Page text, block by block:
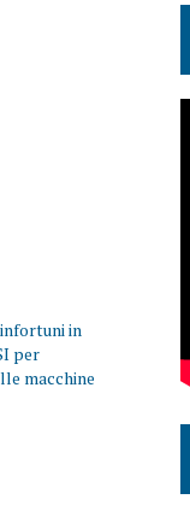
in
per
macchine